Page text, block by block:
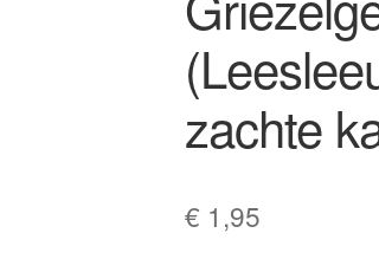
zachte
€ 1,95